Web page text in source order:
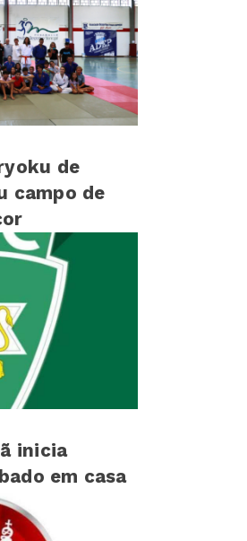
de
campo de
inicia
em casa